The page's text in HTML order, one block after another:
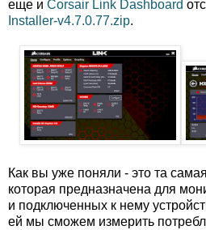
еще и Corsair Link Dashboard
Installer-v4.7.0.77.zip.
Как вы уже поняли - это та
которая предназначена для
и подключенных к нему
ей мы сможем измерить